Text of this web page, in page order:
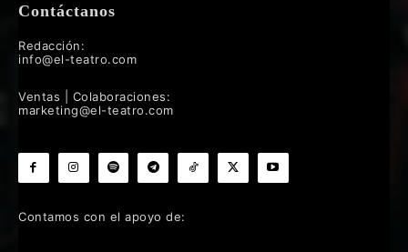
Contáctanos
Redacción:
info@el-teatro.com
Ventas | Colaboraciones:
marketing@el-teatro.com
Contamos con el apoyo de: